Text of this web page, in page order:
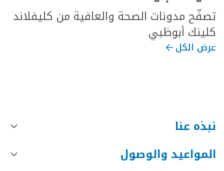
تصفّح مدونات الصحة والعافية من كليفلاند
كلينك أبوظبي
عرض الكل
نبذه عنا
المواعيد والوصول